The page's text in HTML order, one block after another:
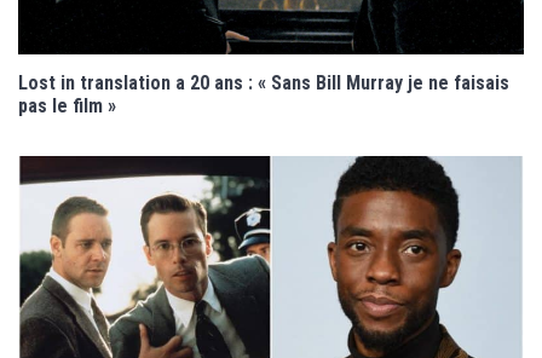
Lost in translation a 20 ans : « Sans Bill Murray je ne faisais
pas le film »